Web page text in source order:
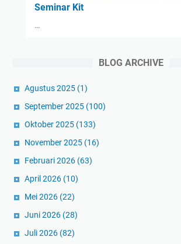
Seminar Kit
…
BLOG ARCHIVE
Agustus 2025 (1)
September 2025 (100)
Oktober 2025 (133)
November 2025 (16)
Februari 2026 (63)
April 2026 (10)
Mei 2026 (22)
Juni 2026 (28)
Juli 2026 (82)